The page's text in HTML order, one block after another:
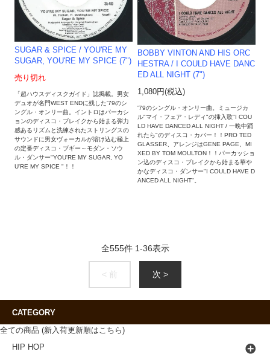
SUGAR & SPICE / YOU'RE MY
SUGAR, YOU'RE MY SPICE (7")
売り切れ
「超ハウスディスクガイド」誌掲載。男女
デュオが名門WEST ENDに残した'79のシ
ングル・オンリー曲。イントロはパーカシ
ョンのディスコ・ブレイクから始まる弾力
感あるリズムと洗練されたストリングスの
サウンドに男女ヴォーカルが溶け込む極上
の定番ディスコ・ブギー～モダン・ソウ
ル・ダンサー"YOU'RE MY SUGAR, YO
U'RE MY SPICE "！！
BOBBY VINTON AND HIS ORC
HESTRA / I COULD HAVE DANC
ED ALL NIGHT (7")
1,080円(税込)
'79のシングル・オンリー曲。ミュージカ
ル"マイ・フェア・レディ"の挿入歌"I COU
LD HAVE DANCED ALL NIGHT / 一晩中踊
れたら"のディスコ・カバー！！PRO TED
GLASSER、アレンジはGENE PAGE、MI
XED BY TOM MOULTON！！パーカッショ
ン込のディスコ・ブレイクから始まる華や
かなディスコ・ダンサー"I COULD HAVE D
ANCED ALL NIGHT"。
全555件 1-36表示
< 前 次 >
CATEGORY
全ての商品 (新入荷更新順はこちら)
HIP HOP